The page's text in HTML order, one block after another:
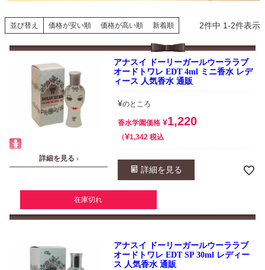
並び替え 価格が安い順 価格が高い順 新着順 2件中 1-2件表示
詳細を見る ›
アナスイ ドーリーガールウーララブ
オードトワレ EDT 4ml ミニ香水 レデ
ィース 人気香水 通販
¥のところ
香水学園価格 ¥1,220
¥1,342 税込
詳細を見る
在庫切れ
アナスイ ドーリーガールウーララブ
オードトワレ EDT SP 30ml レディー
ス 人気香水 通販